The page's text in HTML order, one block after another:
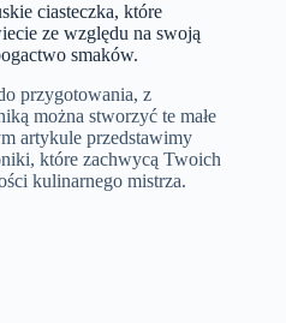
ciasteczka, które
ze względu na swoją
smaków.
przygotowania, z
można stworzyć te małe
artykule przedstawimy
które zachwycą Twoich
kulinarnego mistrza.